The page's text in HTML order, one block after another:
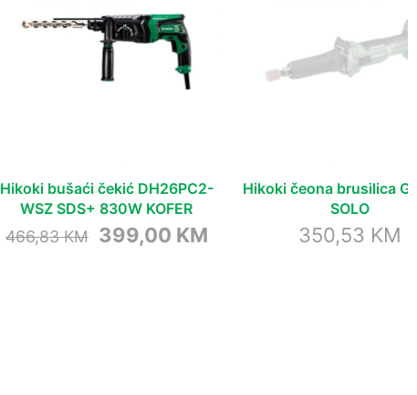
Hikoki bušaći čekić DH26PC2-
WSZ SDS+ 830W KOFER
466,83KM Original
399,00 KMCurrent
Hikoki čeona brusilica
SOLO
350,53 KM